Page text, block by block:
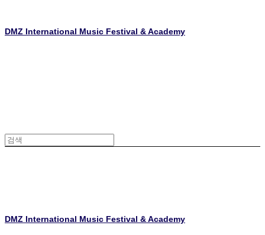
DMZ International Music Festival & Academy
DMZ International Music Festival & Academy